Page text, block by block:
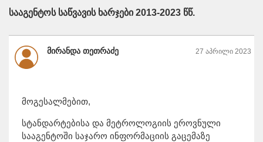
სააგენტოს საწვავის ხარჯები 2013-2023 წწ.
მირანდა თეთრაძე 27 აპრილი 2023
მოგესალმებით,
სტანდარტებისა და მეტროლოგიის ეროვნული
სააგენტოში საჯარო ინფორმაციის გაცემაზე